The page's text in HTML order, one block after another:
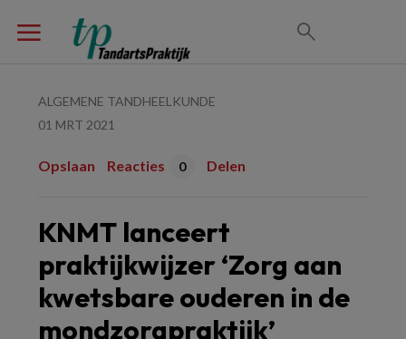
ALGEMENE TANDHEELKUNDE
01 MRT 2021
Opslaan Reacties 0 Delen
KNMT lanceert
praktijkwijzer ‘Zorg aan
kwetsbare ouderen in de
mondzorgpraktijk’